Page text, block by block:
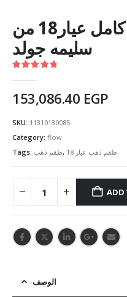
انسيال ذهب كامل عيار18 من
سليمه جولد
153,086.40 EGP
SKU: 11310130085
Category: flow
Tags: طقم ذهب, طقم ذهب عيار 18
ADD
الوصف